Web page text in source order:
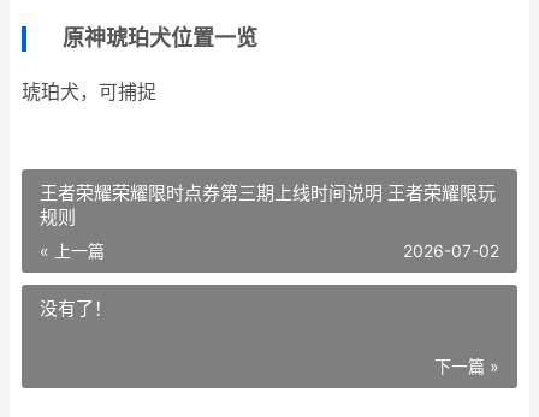
原神琥珀犬位置一览
琥珀犬，可捕捉
王者荣耀荣耀限时点券第三期上线时间说明 王者荣耀限玩
规则
« 上一篇 2026-07-02
没有了！
下一篇 »